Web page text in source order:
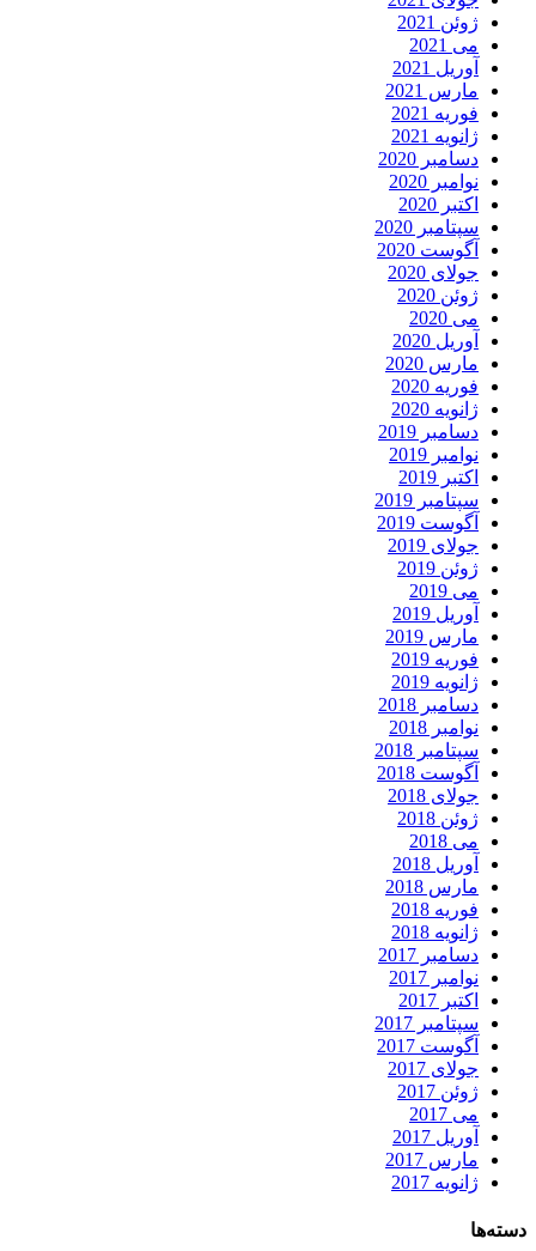
ژوئن 2021
می 2021
آوریل 2021
مارس 2021
فوریه 2021
ژانویه 2021
دسامبر 2020
نوامبر 2020
اکتبر 2020
سپتامبر 2020
آگوست 2020
جولای 2020
ژوئن 2020
می 2020
آوریل 2020
مارس 2020
فوریه 2020
ژانویه 2020
دسامبر 2019
نوامبر 2019
اکتبر 2019
سپتامبر 2019
آگوست 2019
جولای 2019
ژوئن 2019
می 2019
آوریل 2019
مارس 2019
فوریه 2019
ژانویه 2019
دسامبر 2018
نوامبر 2018
سپتامبر 2018
آگوست 2018
جولای 2018
ژوئن 2018
می 2018
آوریل 2018
مارس 2018
فوریه 2018
ژانویه 2018
دسامبر 2017
نوامبر 2017
اکتبر 2017
سپتامبر 2017
آگوست 2017
جولای 2017
ژوئن 2017
می 2017
آوریل 2017
مارس 2017
ژانویه 2017
دسته‌ها